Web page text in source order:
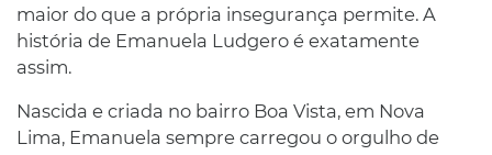
maior do que a própria insegurança permite. A
história de Emanuela Ludgero é exatamente
assim.
Nascida e criada no bairro Boa Vista, em Nova
Lima, Emanuela sempre carregou o orgulho de